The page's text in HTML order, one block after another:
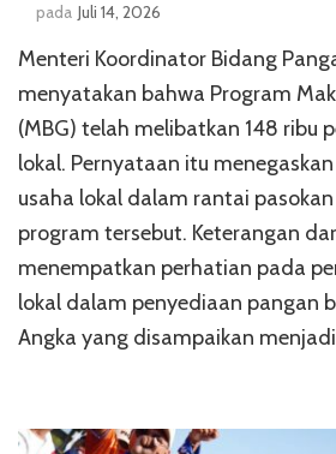
pada Juli 14, 2026
Menteri Koordinator Bidang
menyatakan bahwa Program
(MBG) telah melibatkan 148 ribu
lokal. Pernyataan itu
usaha lokal dalam rantai
program tersebut. Keterangan
menempatkan perhatian pada
lokal dalam penyediaan pangan
Angka yang disampaikan